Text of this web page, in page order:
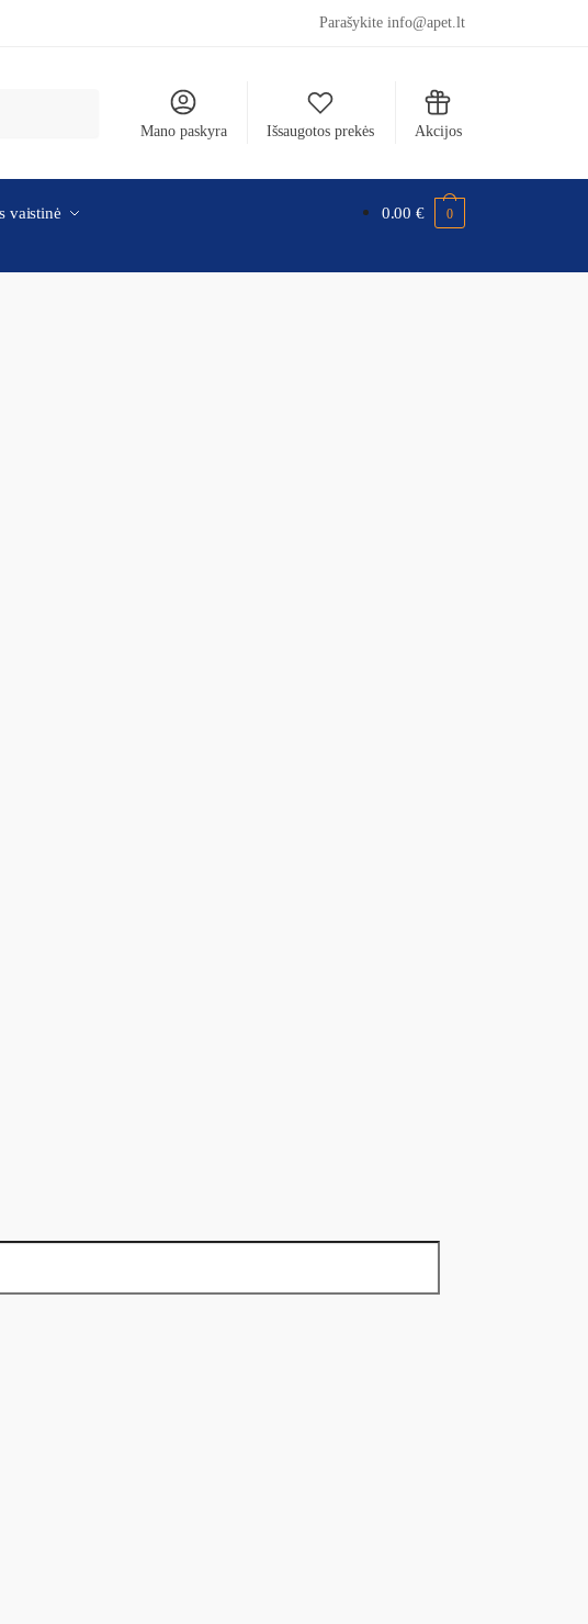
Parašykite info@apet.lt
Mano paskyra Išsaugotos prekės Akcijos
vaistinė 0.00€ 0